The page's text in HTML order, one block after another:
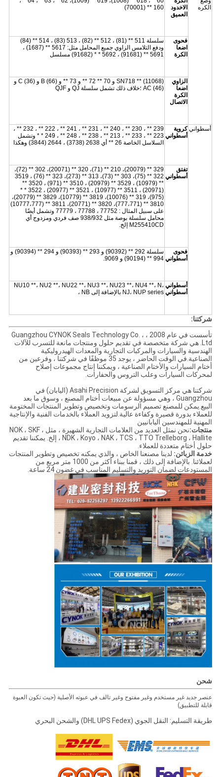
الكره
الاخدود
العميق
160 ** (70001)
فحوى
اضعا
الكرة
سلسلة 511 ** (81) ، 512 ** (82) ، 513 (83) ، 514 ** (84)
ودفع التلامس الزاوي جميع المحامل مثل: 5617 ** (1687) ،
5691 ** (91681) ، 5692 * * (91682) مسلسل
الزاوي
اضعا
الكرة
الاتصال
SN718 ** (11068) و 70 ** 72 ** و 73 ** و B (66) و C (36) و
AC (46) ؛خلاف ذلك تشمل سلسلة QJ و QJF
أسطواني كروية
أسطواني
239 ** ، 230 ** ، 240 ** ، 231 ** ، 241 ** ، 222 ** ، 232 ** ،
223 ** ، 233 ** ، 213 ** ، 238 ** ، 248 ** ، 249 * * وتشمل
السلاسل الخاصة 26 ** أي 2638 (3738) ، 2644 (3844) وهكذا
تفتق
أسطواني
329 ** (20079)، 210 ** (71)، 320 ** (20071)، 302 ** (72)،
322 ** (75)، 303 ** (73)، 313 ** (273)، 323 ** (76) ، 3519
** (10979) ، 3529 ** (20979) ، 3510 ** (971) ، 3520 **
(20971) ، 3511 ** (10977) ، 3521 ** (20977) ، 3522 * *
(975)، 319 ** (10076)، 3819 ** (10779)، 3829 ** (20779)،
3810 ** (777،771)، 3820 ** (20771)، 3811 ** (10777،777)
على سبيل المثال : 77752 ، 77788 ، 77779 وتشمل أيضًا
محامل سلسلة بوصة مثل 938/932 صف فردي ومزدوج أي
M255410CD إلخ.
فحوى
أسطواني
سلسلة 292 ** (90392) و 293 ** (90393) و 294 ** (90394) و
994 ** (90194) و 9069.
أسطواني
أسطواني
NU10 **، NU2 **، NU22 **، NU3 **، NU23 **، NU4 **، N،
NJ، NUP series بالإضافة إلى NB ،
شركتنا:
تأسست في عام 2008 ، Guangzhou CYNOK Seals Technology Co. ،
Ltd. هي شركة متخصصة في تقديم حلول ومنتجات مانعة للتسرب للآلات
الهندسية والسيارات والمركبات التجارية والمعدات الهيدروليكية
الصناعية.في الوقت الحاضر ، يوجد 35 موظفًا في شركتنا ، وفرعين من
أختام السيارات والأختام الصناعية ، ويمكننا إنتاج مجموعات إصلاح
لمحركات السيارات وعلب التروس والحفارات.
شركتنا هي مركز التسويق لشركة Asahi Precision (اليابان) في
Guangzhou ، وهي مسؤولة عن مبيعات أختام المصنع ، وسوق ما بعد
البيع.يمكن للمصنع تصميم الرسومات وتخصيص وتطوير المنتجات المختومة
للعملاء بدورة قصيرة وكفاءة عالية.لتزويد العملاء بالخدمات الفنية والإنتاجية
المهنية للمهندسين اليابانيين
منتجات:
نحن نمثل العديد من العلامات التجارية الشهيرة ، مثل NOK ، SKF ،
NDK ، Koyo ، NAK ، TCS ، TTO Trelleborg ، Hallite ، إلخ. يمكننا تقديم
حلول أختام متعددة للعملاء.
خدمة الزبائن: لدينا مصنعنا الخاص ، والذي يمكنه تخصيص وتطوير المنتجات
لعملائنا. بالإضافة إلى ذلك ، قمنا ببناء أكثر من 1000 متر مربع من
المستودعات لضمان التوريد والتسليم المناسب في غضون 24 ساعة.
شحن
عنصر جديد غير مستخدم وغير مفتوح وغير تالف في عبوته الأصلية (حيث تكون العبوة
قابلة للتطبيق)
طريقة التسليم: النقل الجوي (DHL UPS Fedex) والشحن البحري